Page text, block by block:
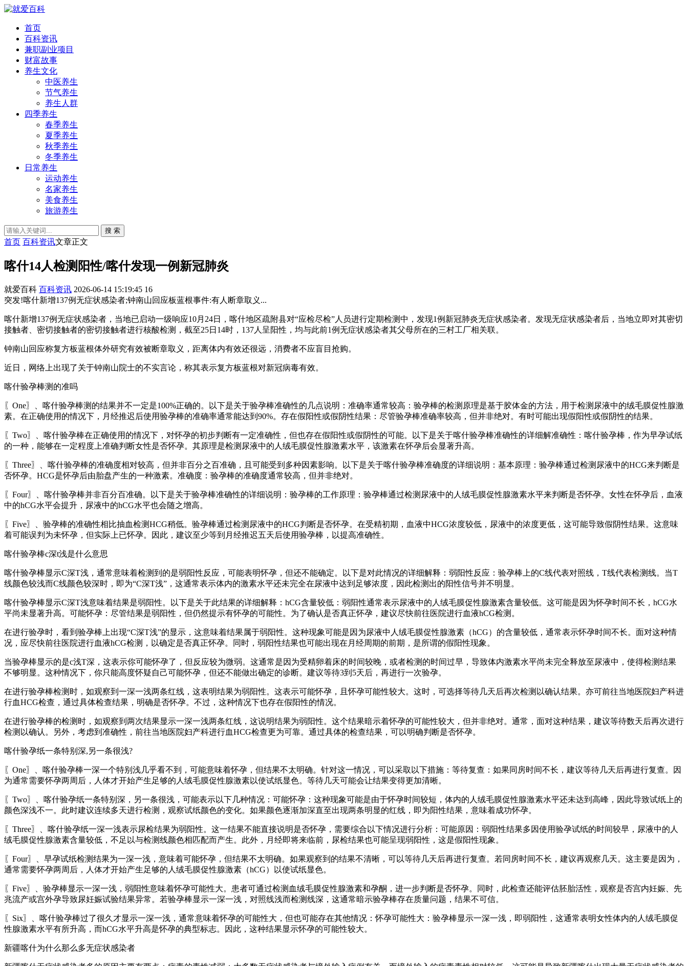
首页
百科资讯
兼职副业项目
财富故事
养生文化
中医养生
节气养生
养生人群
四季养生
春季养生
夏季养生
秋季养生
冬季养生
日常养生
运动养生
名家养生
美食养生
旅游养生
搜 索
首页 百科资讯文章正文
喀什14人检测阳性/喀什发现一例新冠肺炎
就爱百科 百科资讯 2026-06-14 15:19:45 16
突发!喀什新增137例无症状感染者;钟南山回应板蓝根事件:有人断章取义...
喀什新增137例无症状感染者，当地已启动一级响应10月24日，喀什地区疏附县对“应检尽检”人员进行定期检测中，发现1例新冠肺炎无症状感染者。发现无症状感染者后，当地立即对其密切
接触者、密切接触者的密切接触者进行核酸检测，截至25日14时，137人呈阳性，均与此前1例无症状感染者其父母所在的三村工厂相关联。
钟南山回应称复方板蓝根体外研究有效被断章取义，距离体内有效还很远，消费者不应盲目抢购。
近日，网络上出现了关于钟南山院士的不实言论，称其表示复方板蓝根对新冠病毒有效。
喀什验孕棒测的准吗
〖One〗、喀什验孕棒测的结果并不一定是100%正确的。以下是关于验孕棒准确性的几点说明：准确率通常较高：验孕棒的检测原理是基于胶体金的方法，用于检测尿液中的绒毛膜促性腺激
素。在正确使用的情况下，月经推迟后使用验孕棒的准确率通常能达到90%。存在假阳性或假阴性结果：尽管验孕棒准确率较高，但并非绝对。有时可能出现假阳性或假阴性的结果。
〖Two〗、喀什验孕棒在正确使用的情况下，对怀孕的初步判断有一定准确性，但也存在假阳性或假阴性的可能。以下是关于喀什验孕棒准确性的详细解准确性：喀什验孕棒，作为早孕试纸
的一种，能够在一定程度上准确判断女性是否怀孕。其原理是检测尿液中的人绒毛膜促性腺激素水平，该激素在怀孕后会显著升高。
〖Three〗、喀什验孕棒的准确度相对较高，但并非百分之百准确，且可能受到多种因素影响。以下是关于喀什验孕棒准确度的详细说明：基本原理：验孕棒通过检测尿液中的HCG来判断是
否怀孕。HCG是怀孕后由胎盘产生的一种激素。准确度：验孕棒的准确度通常较高，但并非绝对。
〖Four〗、喀什验孕棒并非百分百准确。以下是关于验孕棒准确性的详细说明：验孕棒的工作原理：验孕棒通过检测尿液中的人绒毛膜促性腺激素水平来判断是否怀孕。女性在怀孕后，血液
中的hCG水平会提升，尿液中的hCG水平也会随之增高。
〖Five〗、验孕棒的准确性相比抽血检测HCG稍低。验孕棒通过检测尿液中的HCG判断是否怀孕。在受精初期，血液中HCG浓度较低，尿液中的浓度更低，这可能导致假阴性结果。这意味
着可能误判为未怀孕，但实际上已怀孕。因此，建议至少等到月经推迟五天后使用验孕棒，以提高准确性。
喀什验孕棒c深t浅是什么意思
喀什验孕棒显示C深T浅，通常意味着检测到的是弱阳性反应，可能表明怀孕，但还不能确定。以下是对此情况的详细解释：弱阳性反应：验孕棒上的C线代表对照线，T线代表检测线。当T
线颜色较浅而C线颜色较深时，即为“C深T浅”，这通常表示体内的激素水平还未完全在尿液中达到足够浓度，因此检测出的阳性信号并不明显。
喀什验孕棒显示C深T浅意味着结果是弱阳性。以下是关于此结果的详细解释：hCG含量较低：弱阳性通常表示尿液中的人绒毛膜促性腺激素含量较低。这可能是因为怀孕时间不长，hCG水
平尚未显著升高。可能怀孕：尽管结果是弱阳性，但仍然提示有怀孕的可能性。为了确认是否真正怀孕，建议尽快前往医院进行血液hCG检测。
在进行验孕时，看到验孕棒上出现“C深T浅”的显示，这意味着结果属于弱阳性。这种现象可能是因为尿液中人绒毛膜促性腺激素（hCG）的含量较低，通常表示怀孕时间不长。面对这种情
况，应尽快前往医院进行血液hCG检测，以确定是否真正怀孕。同时，弱阳性结果也可能出现在月经周期的前期，是所谓的假阳性现象。
当验孕棒显示的是c浅T深，这表示你可能怀孕了，但反应较为微弱。这通常是因为受精卵着床的时间较晚，或者检测的时间过早，导致体内激素水平尚未完全释放至尿液中，使得检测结果
不够明显。这种情况下，你只能高度怀疑自己可能怀孕，但还不能做出确定的诊断。建议等待3到5天后，再进行一次验孕。
在进行验孕棒检测时，如观察到一深一浅两条红线，这表明结果为弱阳性。这表示可能怀孕，且怀孕可能性较大。这时，可选择等待几天后再次检测以确认结果。亦可前往当地医院妇产科进
行血HCG检查，通过具体检查结果，明确是否怀孕。不过，这种情况下也存在假阳性的情况。
在进行验孕棒的检测时，如观察到两次结果显示一深一浅两条红线，这说明结果为弱阳性。这个结果暗示着怀孕的可能性较大，但并非绝对。通常，面对这种结果，建议等待数天后再次进行
检测以确认。另外，考虑到准确性，前往当地医院妇产科进行血HCG检查更为可靠。通过具体的检查结果，可以明确判断是否怀孕。
喀什验孕纸一条特别深,另一条很浅?
〖One〗、喀什验孕棒一深一个特别浅几乎看不到，可能意味着怀孕，但结果不太明确。针对这一情况，可以采取以下措施：等待复查：如果同房时间不长，建议等待几天后再进行复查。因
为通常需要怀孕两周后，人体才开始产生足够的人绒毛膜促性腺激素以使试纸显色。等待几天可能会让结果变得更加清晰。
〖Two〗、喀什验孕纸一条特别深，另一条很浅，可能表示以下几种情况：可能怀孕：这种现象可能是由于怀孕时间较短，体内的人绒毛膜促性腺激素水平还未达到高峰，因此导致试纸上的
颜色深浅不一。此时建议连续多天进行检测，观察试纸颜色的变化。如果颜色逐渐加深直至出现两条明显的红线，即为阳性结果，意味着成功怀孕。
〖Three〗、喀什验孕纸一深一浅表示尿检结果为弱阳性。这一结果不能直接说明是否怀孕，需要综合以下情况进行分析：可能原因：弱阳性结果多因使用验孕试纸的时间较早，尿液中的人
绒毛膜促性腺激素含量较低，不足以与检测线颜色相匹配而产生。此外，月经即将来临前，尿检结果也可能呈现弱阳性，这是假阳性现象。
〖Four〗、早孕试纸检测结果为一深一浅，意味着可能怀孕，但结果不太明确。如果观察到的结果不清晰，可以等待几天后再进行复查。若同房时间不长，建议再观察几天。这主要是因为，
通常需要怀孕两周后，人体才开始产生足够的人绒毛膜促性腺激素（hCG）以使试纸显色。
〖Five〗、验孕棒显示一深一浅，弱阳性意味着怀孕可能性大。患者可通过检测血绒毛膜促性腺激素和孕酮，进一步判断是否怀孕。同时，此检查还能评估胚胎活性，观察是否宫内妊娠、先
兆流产或宫外孕导致尿妊娠试验结果异常。若验孕棒显示一深一浅，对照线浅而检测线深，这通常暗示验孕棒存在质量问题，结果不可信。
〖Six〗、喀什验孕棒过了很久才显示一深一浅，通常意味着怀孕的可能性大，但也可能存在其他情况：怀孕可能性大：验孕棒显示一深一浅，即弱阳性，这通常表明女性体内的人绒毛膜促
性腺激素水平有所升高，而hCG水平升高是怀孕的典型标志。因此，这种结果显示怀孕的可能性较大。
新疆喀什为什么那么多无症状感染者